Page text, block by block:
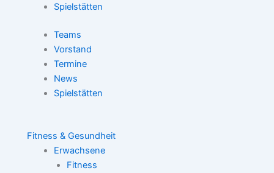
Spielstätten
Teams
Vorstand
Termine
News
Spielstätten
Fitness & Gesundheit
Erwachsene
Fitness